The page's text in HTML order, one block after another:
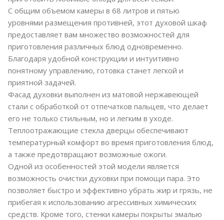
С общим объемом камеры в 68 литров и пятью
уровнями размещения противней, этот духовой шкаф
предоставляет вам множество возможностей для
приготовления различных блюд одновременно.
Благодаря удобной конструкции и интуитивно
понятному управлению, готовка станет легкой и
приятной задачей.
Фасад духовки выполнен из матовой нержавеющей
стали с обработкой от отпечатков пальцев, что делает
его не только стильным, но и легким в уходе.
Теплоотражающие стекла дверцы обеспечивают
температурный комфорт во время приготовления блюд,
а также предотвращают возможные ожоги.
Одной из особенностей этой модели является
возможность очистки духовки при помощи пара. Это
позволяет быстро и эффективно убрать жир и грязь, не
прибегая к использованию агрессивных химических
средств. Кроме того, стенки камеры покрыты эмалью